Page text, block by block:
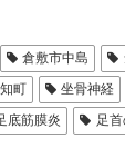
倉敷市中島
町 坐骨神経
底筋膜炎
足